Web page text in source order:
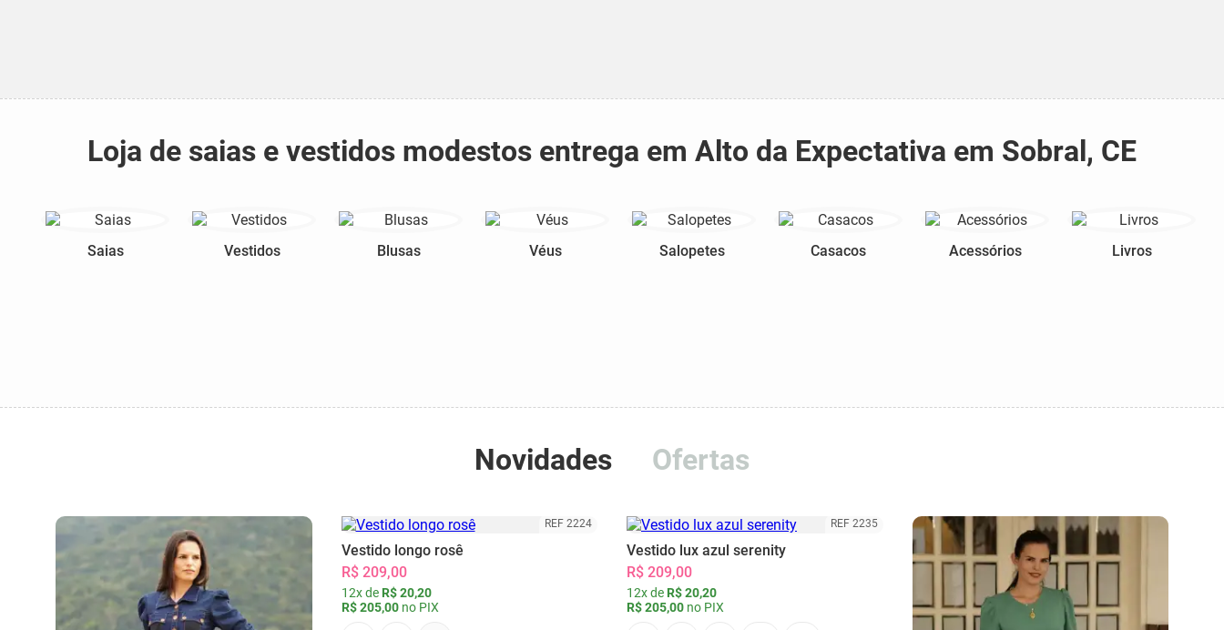
Loja de saias e vestidos modestos entrega em Alto da Expectativa em Sobral, CE
Saias Vestidos Blusas Véus Salopetes Casacos Acessórios Livros
Novidades Ofertas
REF 2224
Vestido longo rosê
R$ 209,00
12x de R$ 20,20
R$ 205,00no PIX
REF 2235
Vestido lux azul serenity
R$ 209,00
12x de R$ 20,20
R$ 205,00 no PIX